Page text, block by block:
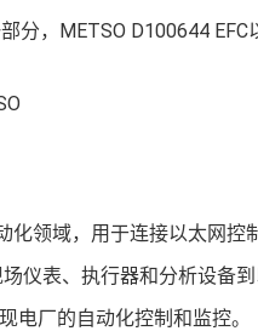
，METSO D100644
领域，用于连接以太网控
仪表、执行器和分析设备到
电厂的自动化控制和监控。